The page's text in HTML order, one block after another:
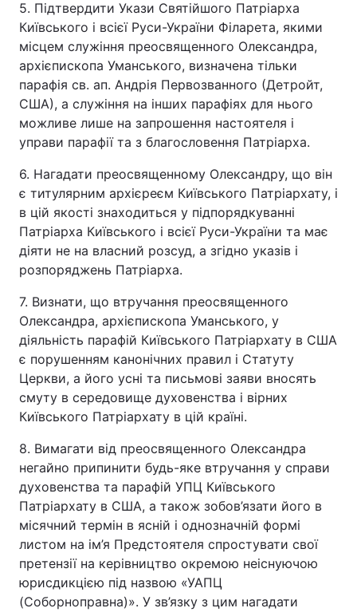
5. Підтвердити Укази Святійшого Патріарха
Київського і всієї Руси-України Філарета, якими
місцем служіння преосвященного Олександра,
архієпископа Уманського, визначена тільки
парафія св. ап. Андрія Первозванного (Детройт,
США), а служіння на інших парафіях для нього
можливе лише на запрошення настоятеля і
управи парафії та з благословення Патріарха.
6. Нагадати преосвященному Олександру, що він
є титулярним архієреєм Київського Патріархату, і
в цій якості знаходиться у підпорядкуванні
Патріарха Київського і всієї Руси-України та має
діяти не на власний розсуд, а згідно указів і
розпоряджень Патріарха.
7. Визнати, що втручання преосвященного
Олександра, архієпископа Уманського, у
діяльність парафій Київського Патріархату в США
є порушенням канонічних правил і Статуту
Церкви, а його усні та письмові заяви вносять
смуту в середовище духовенства і вірних
Київського Патріархату в цій країні.
8. Вимагати від преосвященного Олександра
негайно припинити будь-яке втручання у справи
духовенства та парафій УПЦ Київського
Патріархату в США, а також зобов’язати його в
місячний термін в ясній і однозначній формі
листом на ім’я Предстоятеля спростувати свої
претензії на керівництво окремою неіснуючою
юрисдикцією під назвою «УАПЦ
(Соборноправна)». У зв’язку з цим нагадати